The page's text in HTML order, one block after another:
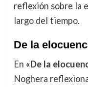
reflexión sobre la
largo del tiempo.
De la
En «De la
Noghera